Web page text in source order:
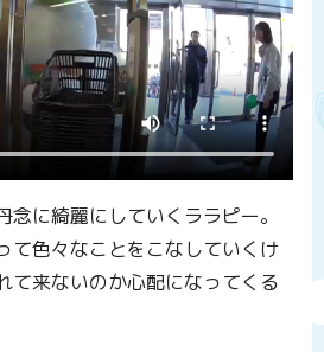
に綺麗にしていくララピー。
て色々なことをこなしていくけ
て来ないのか心配になってくる